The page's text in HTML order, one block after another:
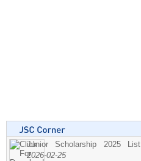
Junior Scholarship 2025 List
2026-02-25